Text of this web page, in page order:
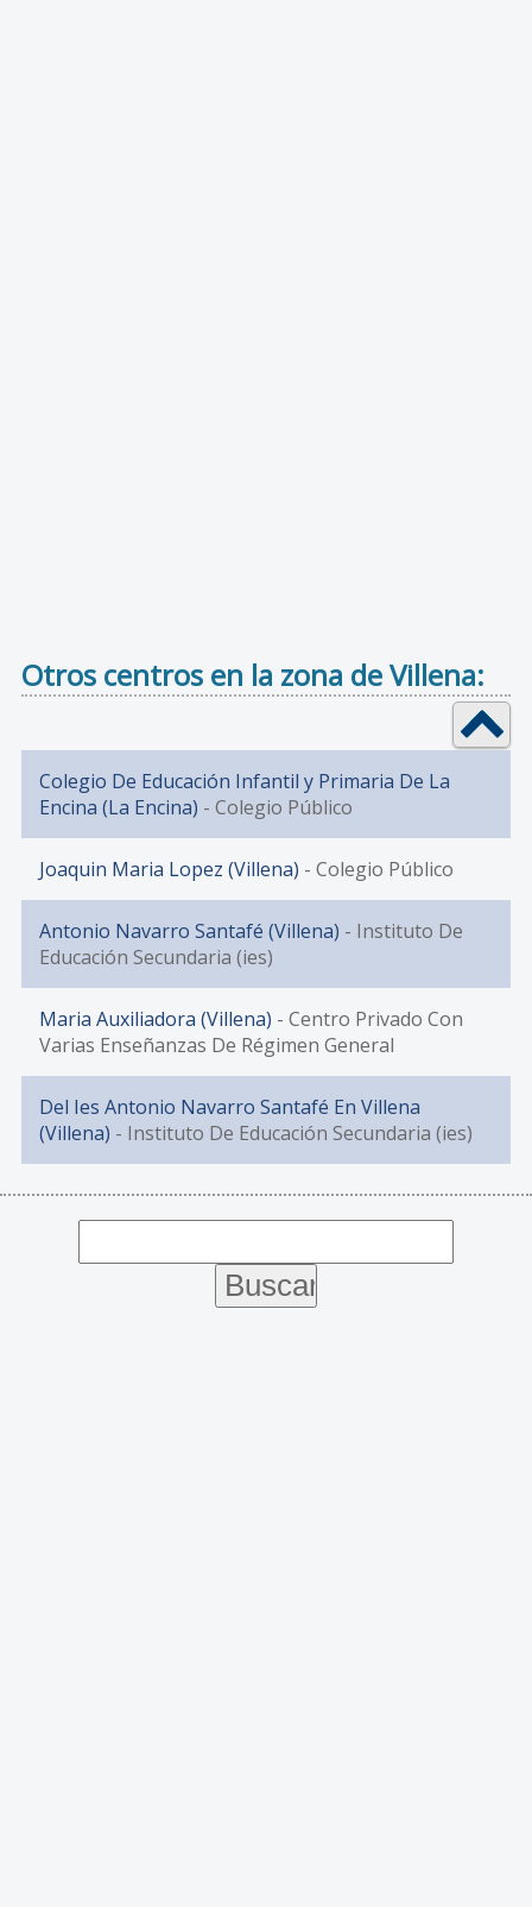
Otros centros en la zona de Villena:
Colegio De Educación Infantil y Primaria De La
Encina (La Encina) - Colegio Público
Joaquin Maria Lopez (Villena) - Colegio Público
Antonio Navarro Santafé (Villena) - Instituto De
Educación Secundaria (ies)
Maria Auxiliadora (Villena) - Centro Privado Con
Varias Enseñanzas De Régimen General
Del Ies Antonio Navarro Santafé En Villena
(Villena) - Instituto De Educación Secundaria (ies)